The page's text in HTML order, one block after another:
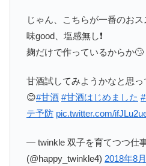
じゃん、こちらが一番のおス
味good、塩感無し❗️
麹だけで作っているからか🙄
甘酒試してみようかなと思
😊#甘酒 #甘酒はじめました
テ予防 pic.twitter.com/
— twinkle 双子を育てつつ仕
(@happy_twinkle4) 2018年8